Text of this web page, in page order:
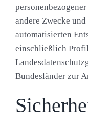
andere Zwecke
automatisierten
einschließlich
Bundesländer zur